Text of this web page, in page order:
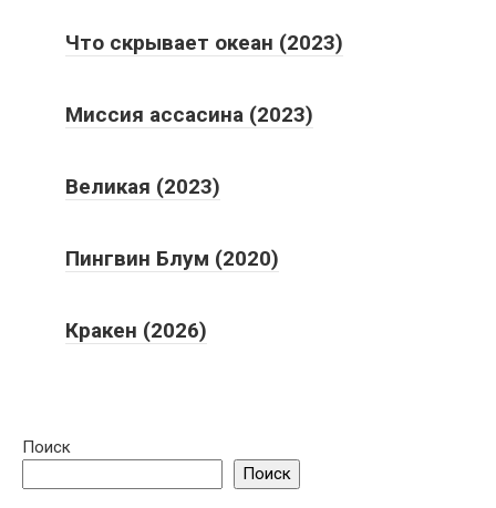
Что скрывает океан (2023)
Миссия ассасина (2023)
Великая (2023)
Пингвин Блум (2020)
Кракен (2026)
Поиск
Поиск